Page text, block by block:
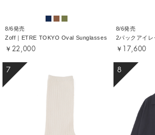
8/6発売
Zoff｜ETRE TOKYO Oval Sunglasses
￥22,000
8/6発売
2パックアイレ
￥17,600
7 8